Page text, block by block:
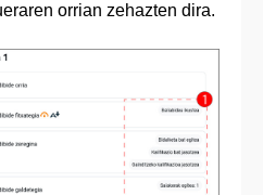
orrian zehazten dira.